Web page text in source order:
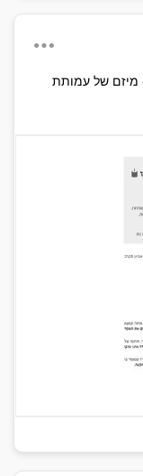
מיזם של עמותת